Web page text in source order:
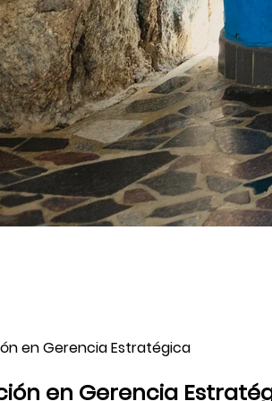
en Gerencia Estratégica
en Gerencia